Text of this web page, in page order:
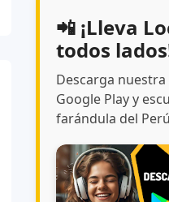
📲 ¡Lleva
todos
Descarga
Google Play y
farándula del